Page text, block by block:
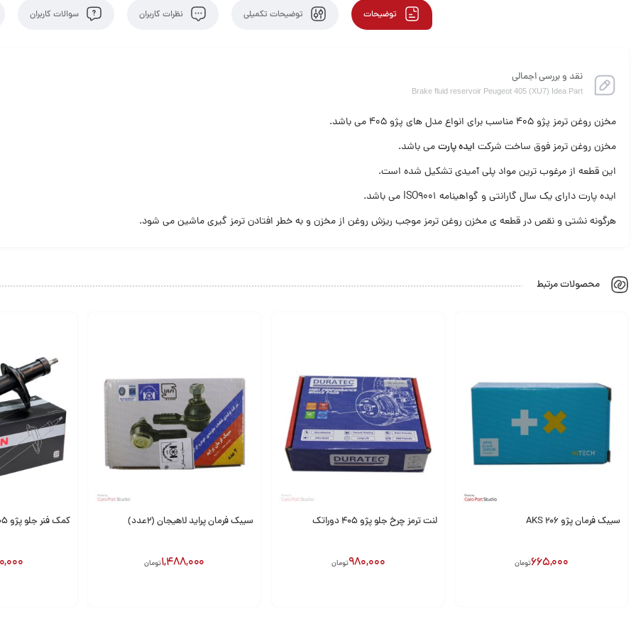
توضیحات توضیحات تکمیلی نظرات کاربران سوالات کاربران
نقد و بررسی اجمالی
Brake fluid reservoir Peugeot 405 (XU7) Idea Part
مخزن روغن ترمز پژو 405 مناسب برای انواع مدل های پژو 405 می باشد.
مخزن روغن ترمز فوق ساخت شرکت ایده پارتمی باشد.
این قطعه از مرغوب ترین مواد پلی آمیدی تشکیل شده است.
ایده پارت دارای یک سال گارانتی و گواهینامه ISO9001 می باشد.
هرگونه نشتی و نقص در قطعه ی مخزن روغن ترمز موجب ریزش روغن از مخزن و به خطر افتادن ترمز گیری ماشین می شود.
محصولات مرتبط
سیبک فرمان پژو 206 AKS
665,000تومان
لنت ترمز چرخ جلو پژو ۴۰۵ دوراتک
980,000تومان
سیبک فرمان پراید لاهیجان (2عدد)
1,488,000تومان
کمک فنر جلو پژو 405 باریون